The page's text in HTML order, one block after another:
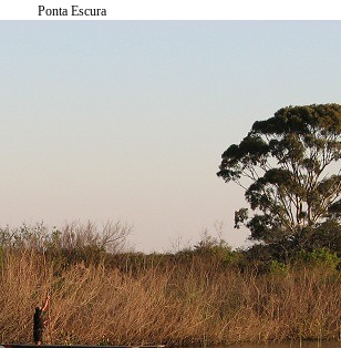
Ponta Escura